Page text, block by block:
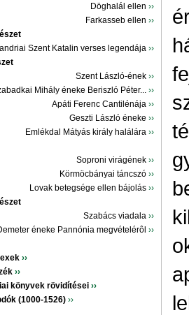
Döghalál ellen ››
Farkasseb ellen ››
Szent Katalin verses legendája ››
Szent László-ének ››
Mihály éneke Beriszló Péter... ››
Apáti Ferenc Cantilénája ››
Geszti László éneke ››
Emlékdal Mátyás király halálára ››
Soproni virágének ››
Körmöcbányai táncszó ››
Lovak betegsége ellen bájolás ››
Szabács viadala ››
éneke Pannónia megvételérôl ››
››
››
könyvek rövidítései ››
(1000-1526) ››